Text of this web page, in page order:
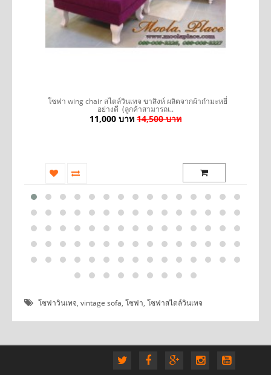
โซฟา wing chair สไตล์วินเทจ ขาสิงห์ ผลิตจากผ้ากำมะหยี่
อย่างดี (ลูกค้าสามารถเ..
11,000 บาท 14,500 บาท
โซฟาวินเทจ, vintage sofa, โซฟา, โซฟาสไตล์วินเทจ